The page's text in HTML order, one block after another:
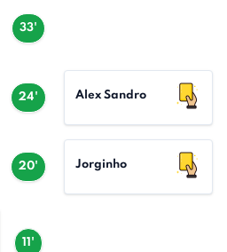
33'
24' Alex Sandro
20' Jorginho
11'